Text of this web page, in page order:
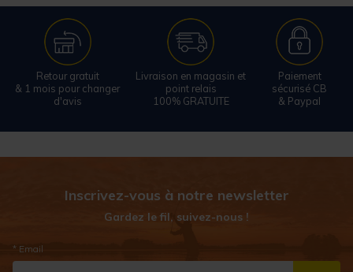
Retour gratuit
& 1 mois pour changer
d'avis
Livraison en magasin et
point relais
100% GRATUITE
Paiement
sécurisé CB
& Paypal
Inscrivez-vous à notre newsletter
Gardez le fil, suivez-nous !
* Email